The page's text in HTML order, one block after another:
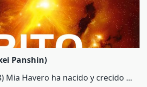
Panshin)
Mia Havero ha nacido y crecido ...